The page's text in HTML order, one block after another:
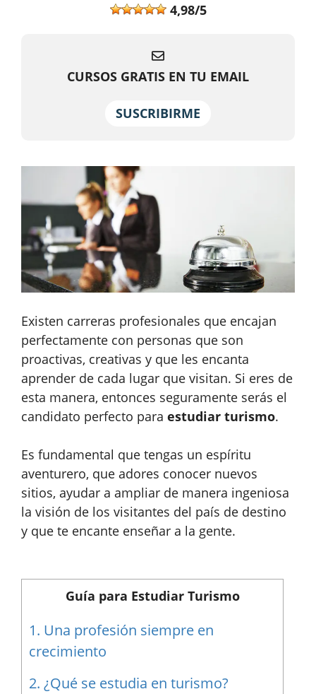
4,98/5
CURSOS GRATIS EN TU EMAIL
SUSCRIBIRME
Existen carreras profesionales que encajan
perfectamente con personas que son
proactivas, creativas y que les encanta
aprender de cada lugar que visitan. Si eres de
esta manera, entonces seguramente serás el
candidato perfecto para estudiar turismo.
Es fundamental que tengas un espíritu
aventurero, que adores conocer nuevos
sitios, ayudar a ampliar de manera ingeniosa
la visión de los visitantes del país de destino
y que te encante enseñar a la gente.
Guía para Estudiar Turismo
1. Una profesión siempre en
crecimiento
2. ¿Qué se estudia en turismo?